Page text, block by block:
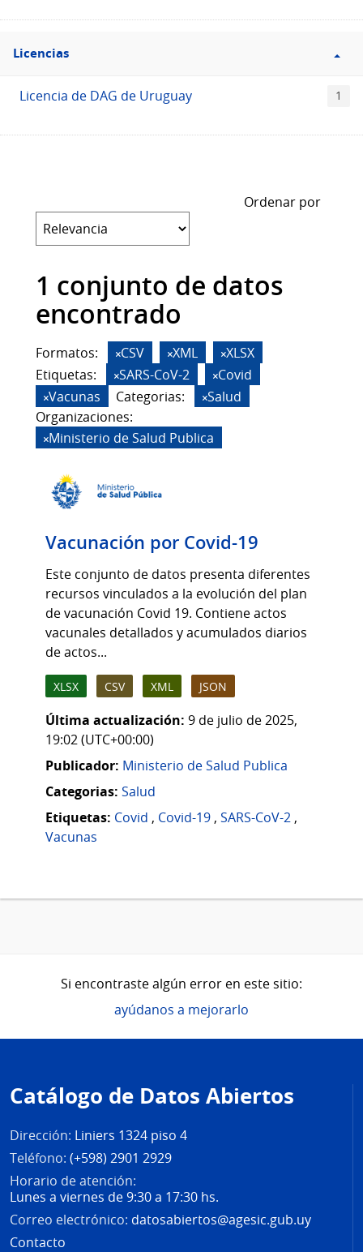
Filtro
Licencias
Licencias
Licencia de DAG de Uruguay 1
Ordenar por
1 conjunto de datos
encontrado
Formatos: CSV XML
XLSX
Etiquetas:
SARS-CoV-2
Covid
Vacunas
Categorias:
Salud
Organizaciones:
Ministerio de Salud Publica
Vacunación por Covid-19
Este conjunto de datos presenta diferentes
recursos vinculados a la evolución del plan
de vacunación Covid 19. Contiene actos
vacunales detallados y acumulados diarios
de actos...
XLSX CSV XML JSON
Última actualización: 9 de julio de 2025,
19:02 (UTC+00:00)
Publicador: Ministerio de Salud Publica
Categorias: Salud
Etiquetas: Covid , Covid-19 , SARS-CoV-2 ,
Vacunas
Si encontraste algún error en este sitio:
ayúdanos a mejorarlo
de
página
Catálogo de Datos Abiertos
Dirección: Liniers 1324 piso 4
Teléfono: (+598) 2901 2929
Horario de atención:
Lunes a viernes de 9:30 a 17:30 hs.
Correo electrónico: datosabiertos@agesic.gub.uy
Contacto